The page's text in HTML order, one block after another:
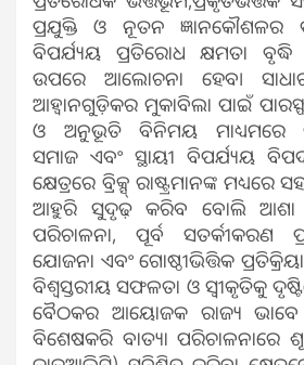
ପ୍ରଯୁକ୍ତି ଓ ନୂତନ ଜ୍ଞାନକୌଶଳର
ବିପର୍ଯ୍ୟୟ ପ୍ରତିରୋଧ କ୍ଷମତା
ଉପରେ ଆଲୋଚନା ହେବ।
ଆହ୍ଵାନଗୁଡ଼ିକର ମୁକାବିଲା ପାଇଁ
ଓ ଅନୁଭୂତି ବିନିମୟ ମାଧ୍ୟମରେ
ସମାଜ ଏବଂ ସ୍ଥାୟୀ ବିପର୍ଯ୍ୟୟ
କ୍ଷେତ୍ରରେ ବ୍ରିକ୍ସ୍ ରାଷ୍ଟ୍ରମାନଙ୍କ
ଆହୁରି ସୁଦୃଢ଼ କରିବ ବୋଲି ଆଶା
ପରିଚାଳନା, ପୂର୍ବ ସତର୍କୀକରଣ
ଯୋଜନା ଏବଂ ଗୋଷ୍ଠୀଭିତ୍ତିକ
ବିଶ୍ୱସ୍ତରୀୟ ସଫଳତା ଓ ସ୍ୱୀକୃତିକୁ
ବୈଠକର ଆୟୋଜକ ରାଜ୍ୟ ଭାବେ
ବିଶେଷକରି ବାତ୍ୟା ପରିଚାଳନାରେ